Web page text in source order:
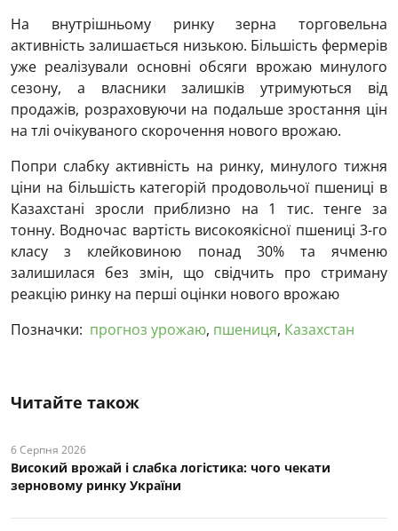
На внутрішньому ринку зерна торговельна
активність залишається низькою. Більшість фермерів
уже реалізували основні обсяги врожаю минулого
сезону, а власники залишків утримуються від
продажів, розраховуючи на подальше зростання цін
на тлі очікуваного скорочення нового врожаю.
Попри слабку активність на ринку, минулого тижня
ціни на більшість категорій продовольчої пшениці в
Казахстані зросли приблизно на 1 тис. тенге за
тонну. Водночас вартість високоякісної пшениці 3-го
класу з клейковиною понад 30% та ячменю
залишилася без змін, що свідчить про стриману
реакцію ринку на перші оцінки нового врожаю
Позначки: прогноз урожаю, пшениця, Казахстан
Читайте також
6 Серпня 2026
Високий врожай і слабка логістика: чого чекати
зерновому ринку України